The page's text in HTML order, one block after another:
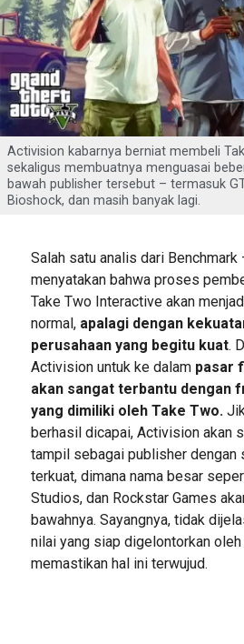
Activision kabarnya berniat membeli
sekaligus membuatnya menguasai
bawah publisher tersebut – termasuk
Bioshock, dan masih banyak lagi.
Salah satu analis dari
menyatakan bahwa proses
Take Two Interactive akan
normal, apalagi dengan
perusahaan yang begitu kuat.
Activision untuk ke dalampasar
akan sangat terbantu dengan
yang dimiliki oleh Take Two.
berhasil dicapai, Activision akan
tampil sebagai publisher dengan
terkuat, dimana nama besar
Studios, dan Rockstar Games
bawahnya. Sayangnya, tidak
nilai yang siap digelontorkan
memastikan hal ini terwujud.